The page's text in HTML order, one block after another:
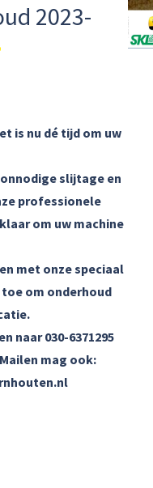
2023-
is nu dé tijd om uw
slijtage en
professionele
om uw machine
met onze speciaal
om onderhoud
naar 030-6371295
mag ook: